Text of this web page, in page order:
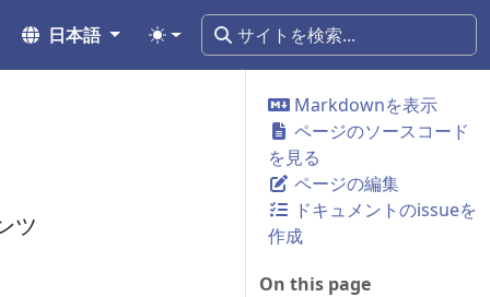
日本語
Markdownを表示
ページのソースコード
を見る
ページの編集
ドキュメントのissueを
作成
On this page
ツ